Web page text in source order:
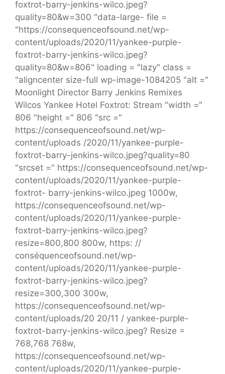
foxtrot-barry-jenkins-wilco.jpeg?
quality=80&w=300 "data-large- file =
"https://consequenceofsound.net/wp-
content/uploads/2020/11/yankee-purple-
foxtrot-barry-jenkins-wilco.jpeg?
quality=80&w=806" loading = "lazy" class =
"aligncenter size-full wp-image-1084205 "alt ="
Moonlight Director Barry Jenkins Remixes
Wilcos Yankee Hotel Foxtrot: Stream "width ="
806 "height =" 806 "src ="
https://consequenceofsound.net/wp-
content/uploads /2020/11/yankee-purple-
foxtrot-barry-jenkins-wilco.jpeg?quality=80
"srcset =" https://consequenceofsound.net/wp-
content/uploads/2020/11/yankee-purple-
foxtrot- barry-jenkins-wilco.jpeg 1000w,
https://consequenceofsound.net/wp-
content/uploads/2020/11/yankee-purple-
foxtrot-barry-jenkins-wilco.jpeg?
resize=800,800 800w, https: //
conséquenceofsound.net/wp-
content/uploads/2020/11/yankee-purple-
foxtrot-barry-jenkins-wilco.jpeg?
resize=300,300 300w,
https://consequenceofsound.net/wp-
content/uploads/20 20/11 / yankee-purple-
foxtrot-barry-jenkins-wilco.jpeg? Resize =
768,768 768w,
https://consequenceofsound.net/wp-
content/uploads/2020/11/yankee-purple-